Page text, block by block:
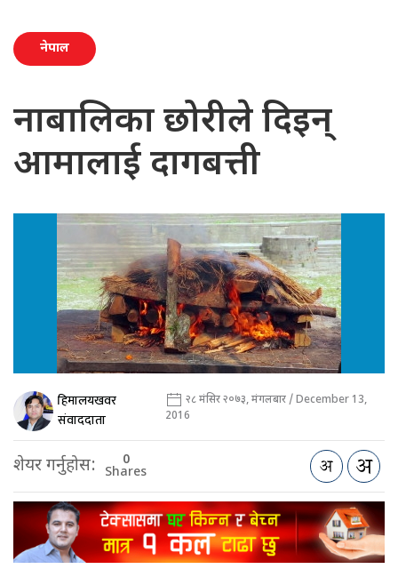
नेपाल
नाबालिका छोरीले दिइन्
आमालाई दागबत्ती
हिमालयखवर
संवाददाता
२८ मंसिर २०७३, मंगलबार / December 13,
2016
शेयर गर्नुहोस: 0
Shares